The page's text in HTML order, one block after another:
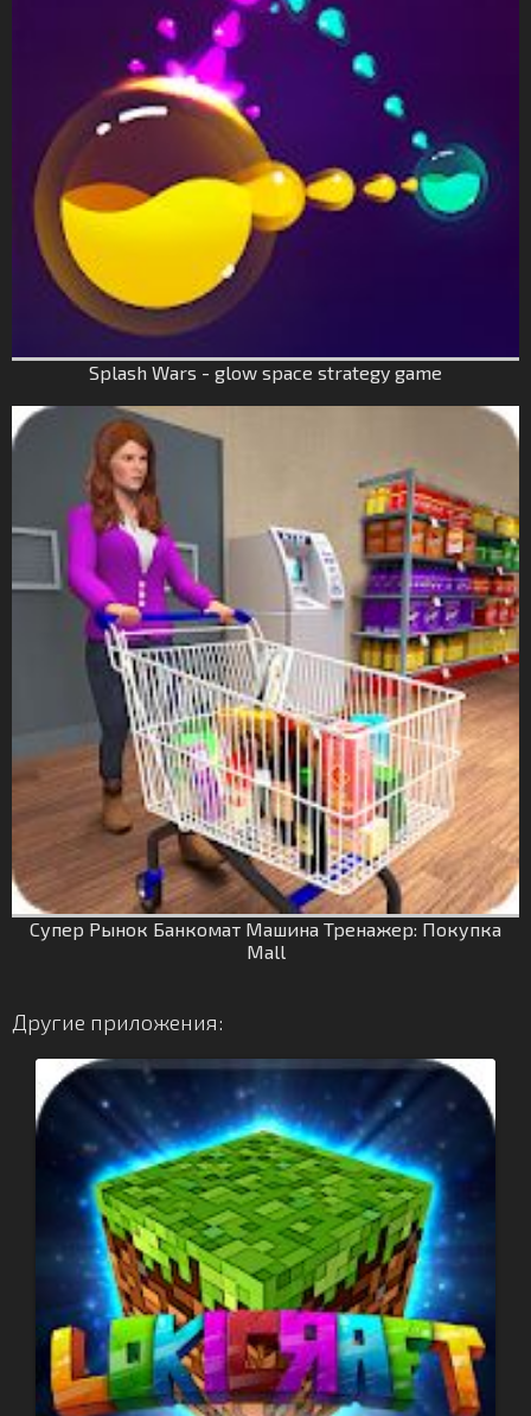
Splash Wars - glow space strategy game
Супер Рынок Банкомат Машина Тренажер: Покупка
Mall
Другие приложения: